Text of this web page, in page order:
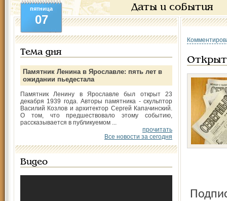
Даты и события
пятница
07
Тема дня
Памятник Ленина в Ярославле: пять лет в
ожидании пьедестала
Памятник Ленину в Ярославле был открыт 23
декабря 1939 года. Авторы памятника - скульптор
Василий Козлов и архитектор Сергей Капачинский.
О том, что предшествовало этому событию,
рассказывается в публикуемом ...
прочитать
Все новости за сегодня
Видео
Подписная кампания – важный период в жизни любой